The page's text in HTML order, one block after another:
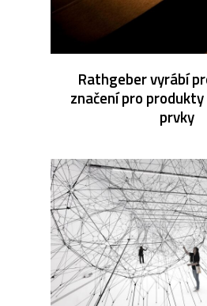
Rathgeber vyrábí
značení pro
prvky